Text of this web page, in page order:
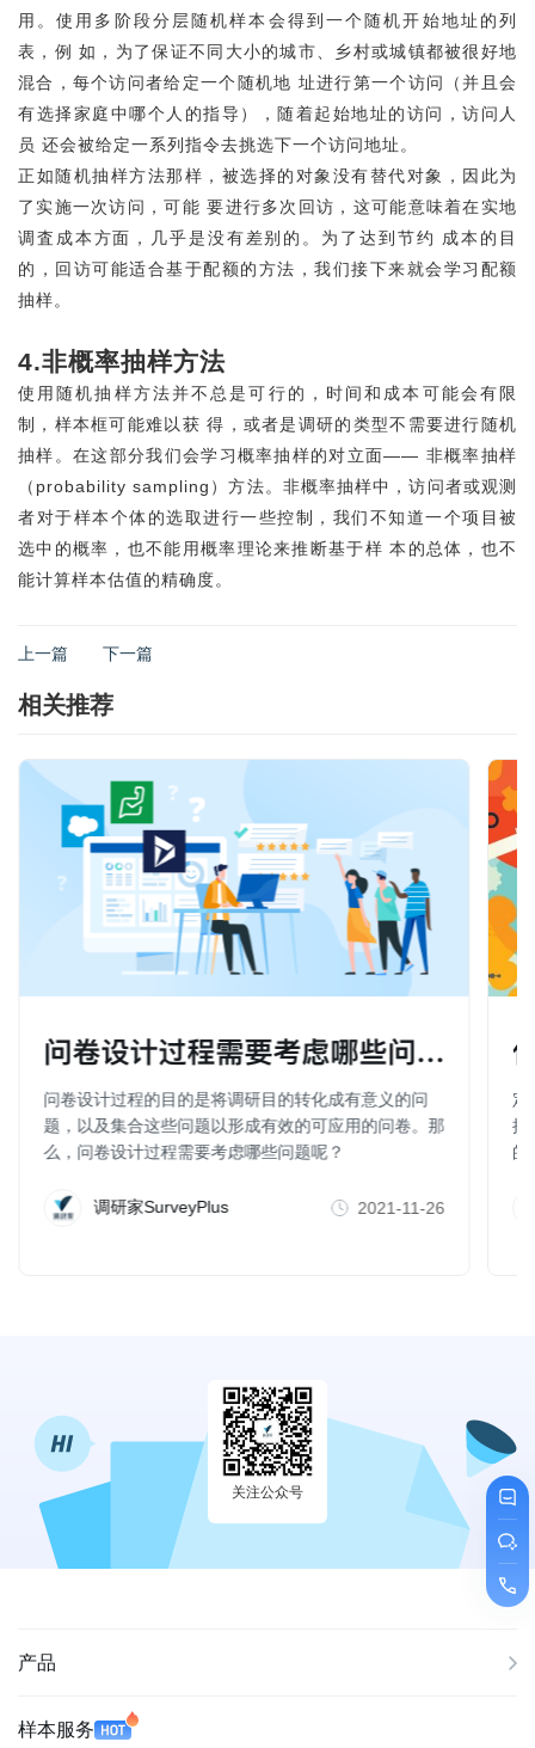
用。使用多阶段分层随机样本会得到一个随机开始地址的列
表，例 如，为了保证不同大小的城市、乡村或城镇都被很好地
混合，每个访问者给定一个随机地 址进行第一个访问（并且会
有选择家庭中哪个人的指导），随着起始地址的访问，访问人
员 还会被给定一系列指令去挑选下一个访问地址。
正如随机抽样方法那样，被选择的对象没有替代对象，因此为
了实施一次访问，可能 要进行多次回访，这可能意味着在实地
调査成本方面，几乎是没有差别的。为了达到节约 成本的目
的，回访可能适合基于配额的方法，我们接下来就会学习配额
抽样。
4.非概率抽样方法
使用随机抽样方法并不总是可行的，时间和成本可能会有限
制，样本框可能难以获 得，或者是调研的类型不需要进行随机
抽样。在这部分我们会学习概率抽样的对立面—— 非概率抽样
（probability sampling）方法。非概率抽样中，访问者或观测
者对于样本个体的选取进行一些控制，我们不知道一个项目被
选中的概率，也不能用概率理论来推断基于样 本的总体，也不
能计算样本估值的精确度。
上一篇 下一篇
相关推荐
问卷设计过程需要考虑哪些问题？
设计过程的目的是将调研目的转化成有意义的问
以及集合这些问题以形成有效的可应用的问卷。那
问卷设计过程需要考虑哪些问题呢？
调研家SurveyPlus 2021-11-26
什么
定性调查
抽象、理
的测定。
关注公众号
产品
样本服务